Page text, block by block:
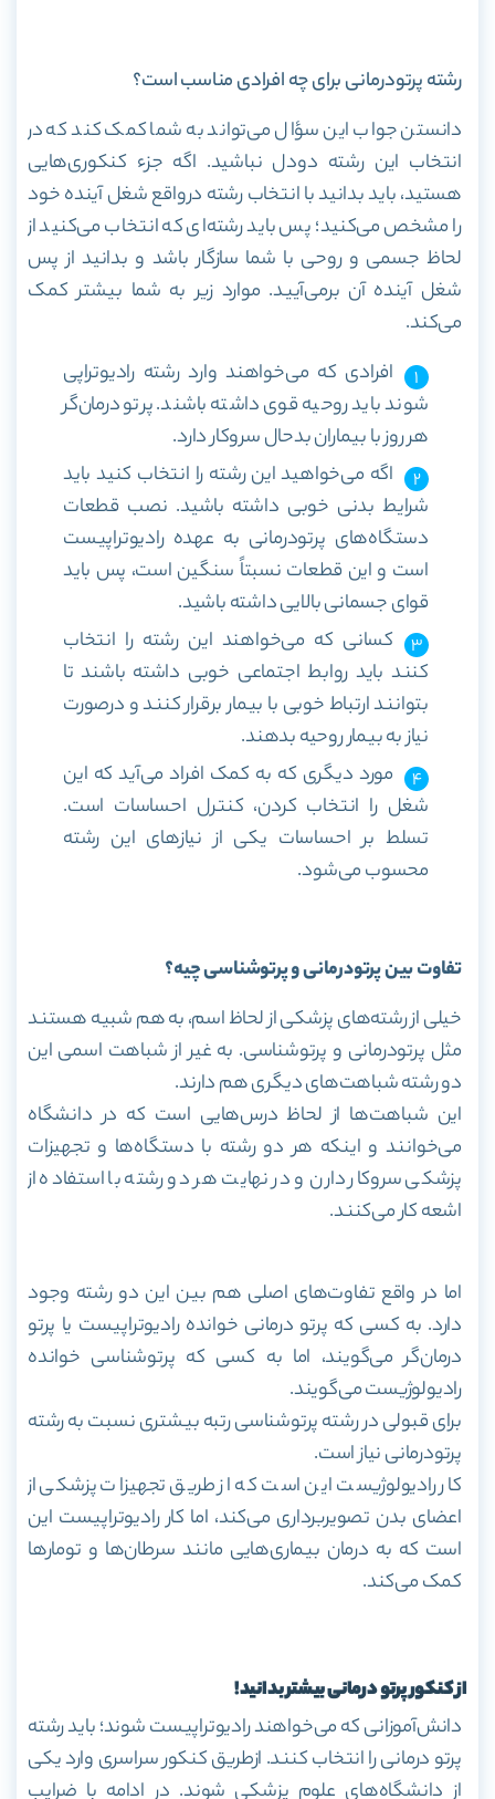
رشته پرتودرمانی برای چه افرادی مناسب است؟
دانستن جواب این سؤال می‌تواند به شما کمک کند که در
انتخاب این رشته دودل نباشید. اگه جزء کنکوری‌هایی
هستید، باید بدانید با انتخاب رشته درواقع شغل آینده خود
را مشخص می‌کنید؛ پس باید رشته‌ای که انتخاب می‌کنید از
لحاظ جسمی و روحی با شما سازگار باشد و بدانید از پس
شغل آینده آن برمی‌آیید. موارد زیر به شما بیشتر کمک
می‌کند.
افرادی که می‌خواهند وارد رشته رادیوتراپی
شوند باید روحیه قوی داشته باشند. پرتو درمان‌گر
هر روز با بیماران بدحال سروکار دارد.
اگه می‌خواهید این رشته را انتخاب کنید باید
شرایط بدنی خوبی داشته باشید. نصب قطعات
دستگاه‌های پرتودرمانی به عهده رادیوتراپیست
است و این قطعات نسبتاً سنگین است، پس باید
قوای جسمانی بالایی داشته باشید.
کسانی که می‌خواهند این رشته را انتخاب
کنند باید روابط اجتماعی خوبی داشته باشند تا
بتوانند ارتباط خوبی با بیمار برقرار کنند و درصورت
نیاز به بیمار روحیه بدهند.
مورد دیگری که به کمک افراد می‌آید که این
شغل را انتخاب کردن، کنترل احساسات است.
تسلط بر احساسات یکی از نیاز‌های این رشته
محسوب می‌شود.
تفاوت بین پرتودرمانی و پرتو‌شناسی چیه؟
خیلی از رشته‌های پزشکی از لحاظ اسم، به هم شبیه هستند
مثل پرتودرمانی و پرتو‌شناسی. به غیر از شباهت اسمی این
دو رشته شباهت‌های دیگری هم دارند.
این شباهت‌ها از لحاظ درس‌هایی است که در دانشگاه
می‌خوانند و اینکه هر دو رشته با دستگاه‌ها و تجهیزات
پزشکی سروکار دارن و در نهایت هر دو رشته با استفاده از
اشعه کار می‌کنند.
اما در واقع تفاوت‌های اصلی هم بین این دو رشته وجود
دارد. به کسی که پرتو درمانی خوانده رادیوتراپیست یا پرتو
درمان‌گر می‌گویند، اما به کسی که پرتو‌شناسی خوانده
رادیولوژیست می‌گویند.
برای قبولی در رشته پرتو‌شناسی رتبه بیشتری نسبت به رشته
پرتودرمانی نیاز است.
کار رادیولوژیست این است که از طریق تجهیزات پزشکی از
اعضای بدن تصویربرداری می‌کند، اما کار رادیوتراپیست این
است که به درمان بیماری‌هایی مانند سرطان‌ها و تومار‌ها
کمک می‌کند.
از کنکور پرتو درمانی بیشتر بدانید!
دانش‌آموزانی که می‌خواهند رادیوتراپیست شوند؛ باید رشته
پرتو درمانی را انتخاب کنند. ازطریق کنکور سراسری وارد یکی
از دانشگاه‌های علوم پزشکی شوند. در ادامه با ضرایب